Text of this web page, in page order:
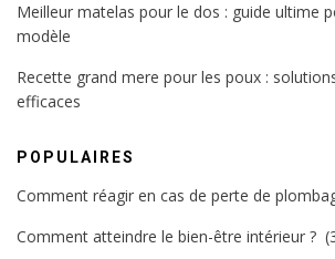
Meilleur matelas pour le dos : guide ultime
modèle
Recette grand mere pour les poux :
efficaces
POPULAIRES
Comment réagir en cas de perte de
Comment atteindre le bien-être intérieur ?